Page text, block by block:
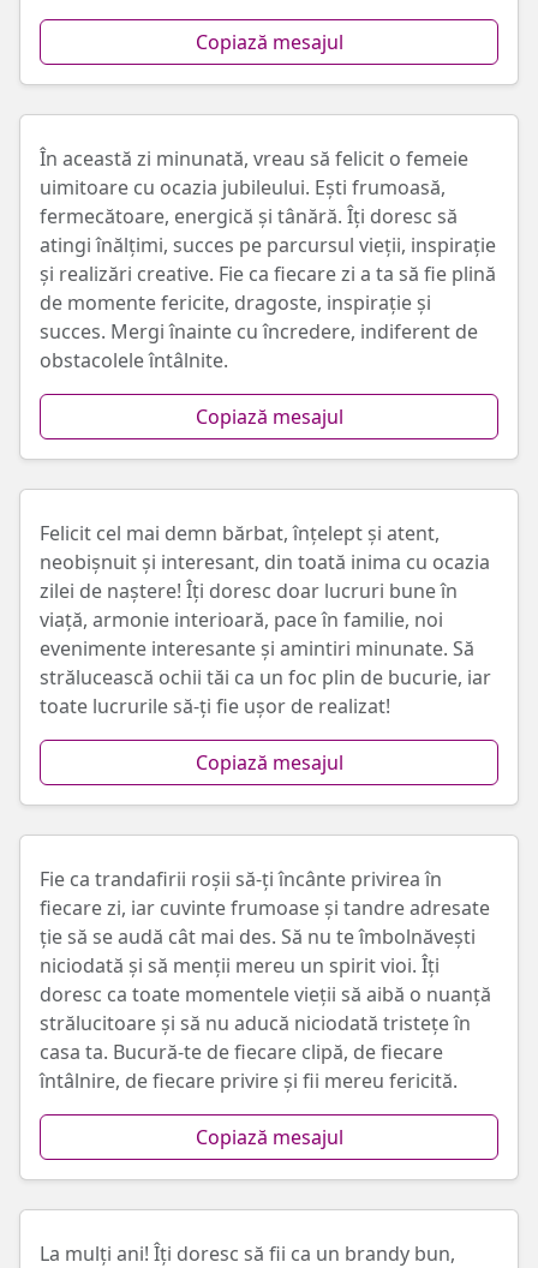
Copiază mesajul
În această zi minunată, vreau să felicit o femeie
uimitoare cu ocazia jubileului. Ești frumoasă,
fermecătoare, energică și tânără. Îți doresc să
atingi înălțimi, succes pe parcursul vieții, inspirație
și realizări creative. Fie ca fiecare zi a ta să fie plină
de momente fericite, dragoste, inspirație și
succes. Mergi înainte cu încredere, indiferent de
obstacolele întâlnite.
Copiază mesajul
Felicit cel mai demn bărbat, înțelept și atent,
neobișnuit și interesant, din toată inima cu ocazia
zilei de naștere! Îți doresc doar lucruri bune în
viață, armonie interioară, pace în familie, noi
evenimente interesante și amintiri minunate. Să
strălucească ochii tăi ca un foc plin de bucurie, iar
toate lucrurile să-ți fie ușor de realizat!
Copiază mesajul
Fie ca trandafirii roșii să-ți încânte privirea în
fiecare zi, iar cuvinte frumoase și tandre adresate
ție să se audă cât mai des. Să nu te îmbolnăvești
niciodată și să menții mereu un spirit vioi. Îți
doresc ca toate momentele vieții să aibă o nuanță
strălucitoare și să nu aducă niciodată tristețe în
casa ta. Bucură-te de fiecare clipă, de fiecare
întâlnire, de fiecare privire și fii mereu fericită.
Copiază mesajul
La mulți ani! Îți doresc să fii ca un brandy bun,